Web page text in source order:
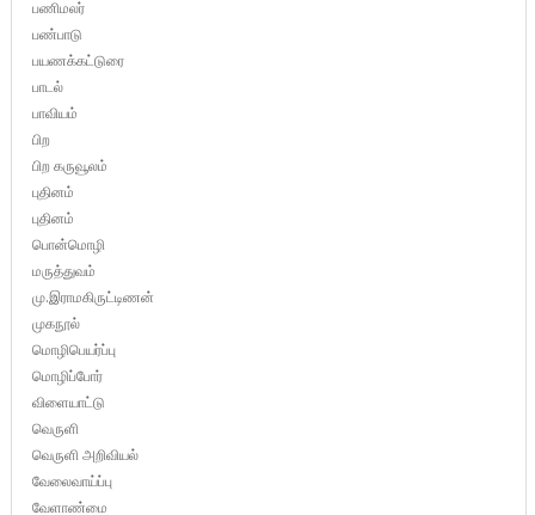
பணிமலர்
பண்பாடு
பயணக்கட்டுரை
பாடல்
பாவியம்
பிற
பிற கருவூலம்
புதினம்
புதினம்
பொன்மொழி
மருத்துவம்
மு.இராமகிருட்டிணன்
முகநூல்
மொழிபெயர்ப்பு
மொழிப்போர்
விளையாட்டு
வெருளி
வெருளி அறிவியல்
வேலைவாய்ப்பு
வேளாண்மை